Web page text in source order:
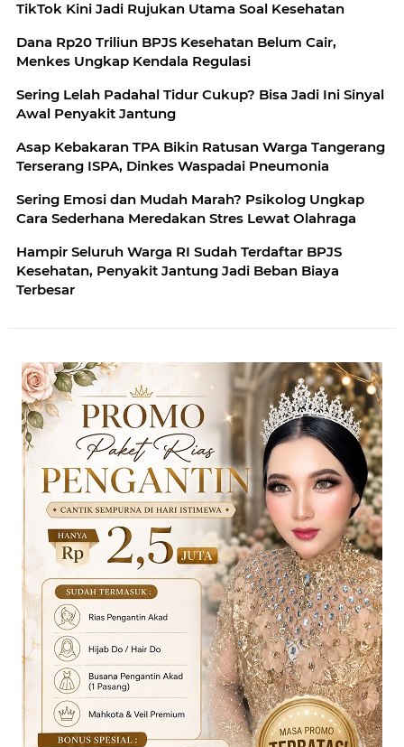
TikTok Kini Jadi Rujukan Utama Soal Kesehatan
Dana Rp20 Triliun BPJS Kesehatan Belum Cair,
Menkes Ungkap Kendala Regulasi
Sering Lelah Padahal Tidur Cukup? Bisa Jadi Ini Sinyal
Awal Penyakit Jantung
Asap Kebakaran TPA Bikin Ratusan Warga Tangerang
Terserang ISPA, Dinkes Waspadai Pneumonia
Sering Emosi dan Mudah Marah? Psikolog Ungkap
Cara Sederhana Meredakan Stres Lewat Olahraga
Hampir Seluruh Warga RI Sudah Terdaftar BPJS
Kesehatan, Penyakit Jantung Jadi Beban Biaya
Terbesar